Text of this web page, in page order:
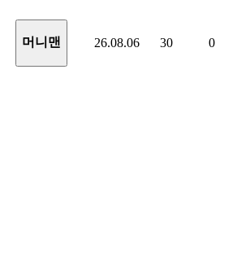
머니맨 26.08.06 30 0